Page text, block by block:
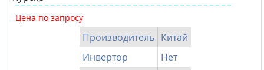
Цена по запросу
Производитель Китай
Инвертор
Нет